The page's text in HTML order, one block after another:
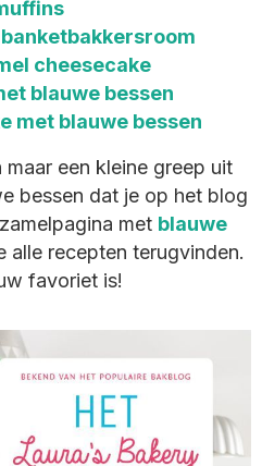
cheesecake
blauwe bessen
met blauwe bessen
een kleine greep uit
bessen dat je op het blog
met blauwe
alle recepten terugvinden.
favoriet is!